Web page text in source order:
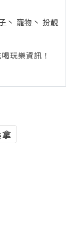
丶 寵物 丶 扮靚
玩樂資訊！